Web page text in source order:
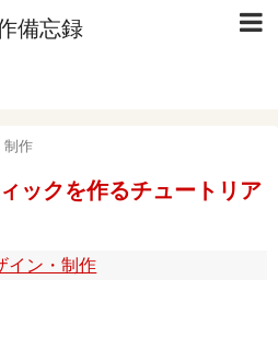
備忘録
制作
ックを作るチュートリア
イン・制作